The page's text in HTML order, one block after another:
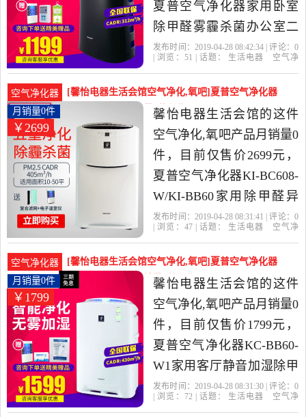
夏普空气净化器家用卧室
除甲醛雾霾杀菌办公室二
手烟捕蚊灭蚊器是2019年
活电器当中性价比很高的
空气净化,氧吧，由上海发
货。
发布时间：2019-04-28 08:42:34 | 评论： 0
| 浏览： 51 | 话题： 生活电器
空气净
空气净化器
[馨怡电器生活会馆空气净化,氧吧]夏普空气净化器
KI-BC608-W/月销量0件仅售2699元
￥2699
月销量0件
馨怡电器生活会馆的这件
空气净化,氧吧产品月销量0
件，目前仅售价2699元，
夏普空气净化器KI-BC608-
W/KI-BB60家用除甲醛异
味二手烟雾霾加湿是2019
生活电器当中性价比很高
的空气净化,氧吧，由北京
发货。
发布时间：2019-04-28 08:31:41 | 评论： 0
| 浏览： 47| 话题： 生活电器
空气净
空气净化器
[馨怡电器生活会馆空气净化,氧吧]夏普空气净化器
KC-BB60-W1家月销量0件仅售1799元
￥1799
月销量0件
馨怡电器生活会馆的这件
空气净化,氧吧产品月销量0
件，目前仅售价1799元，
夏普空气净化器KC-BB60-
W1家用客厅静音加湿除甲
醛二手烟异味氧吧是2019
发布时间：2019-04-28 08:31:30 | 评论： 0
| 浏览： 72| 话题： 生活电器
空气净